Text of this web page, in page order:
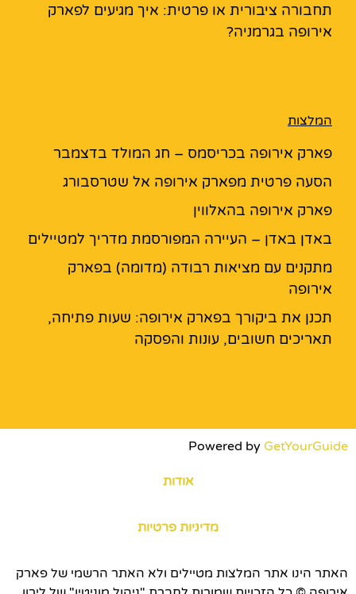
תחבורה ציבורית או פרטית: איך מגיעים לפארק
אירופה בגרמניה?
המלצות
פארק אירופה בכריסמס – חג המולד בדצמבר
הסעה פרטית מפארק אירופה אל שטרסבורג
פארק אירופה בהאלווין
באדן באדן – העיירה המפורסמת מדריך למטיילים
מתקנים עם מציאות רבודה (מדומה) בפארק
אירופה
תכנן את ביקורך בפארק אירופה: שעות פתיחה,
תאריכים חשובים, עונות והפסקה
Powered by GetYourGuide
אודות
מדיניות פרטיות
האתר הינו אתר המלצות מטיילים ולא האתר הרשמי של פארק